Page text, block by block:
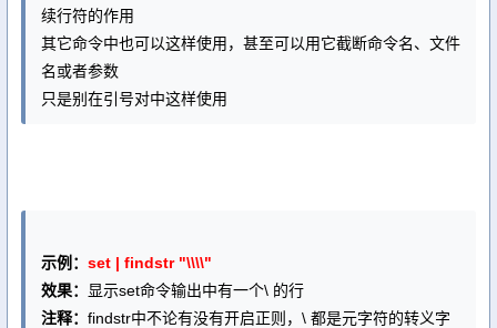
续行符的作用
其它命令中也可以这样使用，甚至可以用它截断命令名、文件
名或者参数
只是别在引号对中这样使用
示例： set | findstr "\\\\"
效果：
显示set命令输出中有一个\ 的行
注释： findstr中不论有没有开启正则，\ 都是元字符的转义字